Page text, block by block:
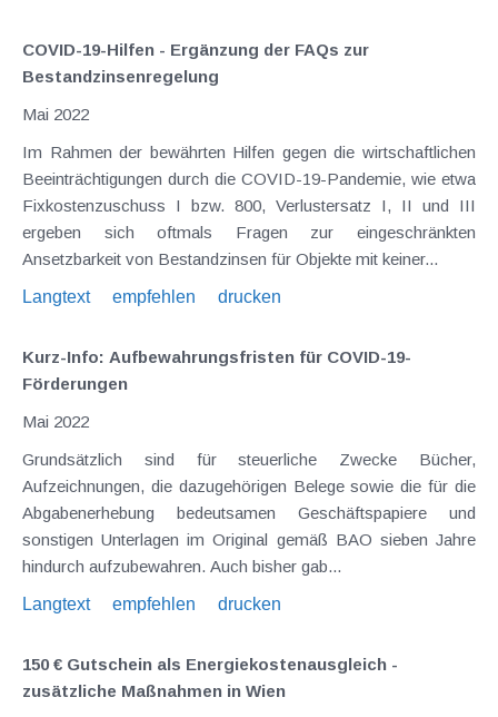
COVID-19-Hilfen - Ergänzung der FAQs zur
Bestandzinsenregelung
Mai 2022
Im Rahmen der bewährten Hilfen gegen die wirtschaftlichen
Beeinträchtigungen durch die COVID-19-Pandemie, wie etwa
Fixkostenzuschuss I bzw. 800, Verlustersatz I, II und III
ergeben sich oftmals Fragen zur eingeschränkten
Ansetzbarkeit von Bestandzinsen für Objekte mit keiner...
Langtext
empfehlen drucken
Kurz-Info: Aufbewahrungsfristen für COVID-19-
Förderungen
Mai 2022
Grundsätzlich sind für steuerliche Zwecke Bücher,
Aufzeichnungen, die dazugehörigen Belege sowie die für die
Abgabenerhebung bedeutsamen Geschäftspapiere und
sonstigen Unterlagen im Original gemäß BAO sieben Jahre
hindurch aufzubewahren. Auch bisher gab...
Langtext
empfehlen drucken
150 € Gutschein als Energiekostenausgleich -
zusätzliche Maßnahmen in Wien